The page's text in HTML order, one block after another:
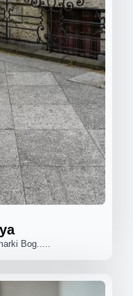
Bog.....